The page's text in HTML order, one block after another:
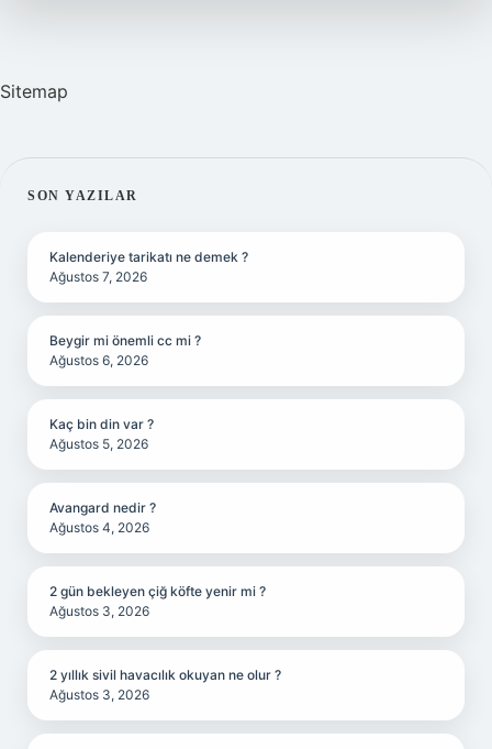
Sitemap
SIDEBAR
SON YAZILAR
Kalenderiye tarikatı ne demek ?
Ağustos 7, 2026
Beygir mi önemli cc mi ?
Ağustos 6, 2026
Kaç bin din var ?
Ağustos 5, 2026
Avangard nedir ?
Ağustos 4, 2026
2 gün bekleyen çiğ köfte yenir mi ?
Ağustos 3, 2026
2 yıllık sivil havacılık okuyan ne olur ?
Ağustos 3, 2026